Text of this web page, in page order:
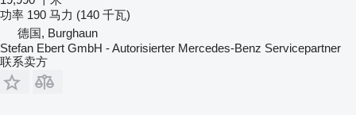
功率 190 马力 (140 千瓦)
德国, Burghaun
Stefan Ebert GmbH - Autorisierter Mercedes-Benz Servicepartner
联系卖方